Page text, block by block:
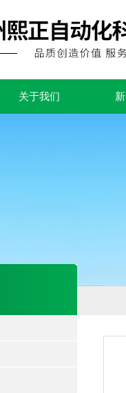
关于我们